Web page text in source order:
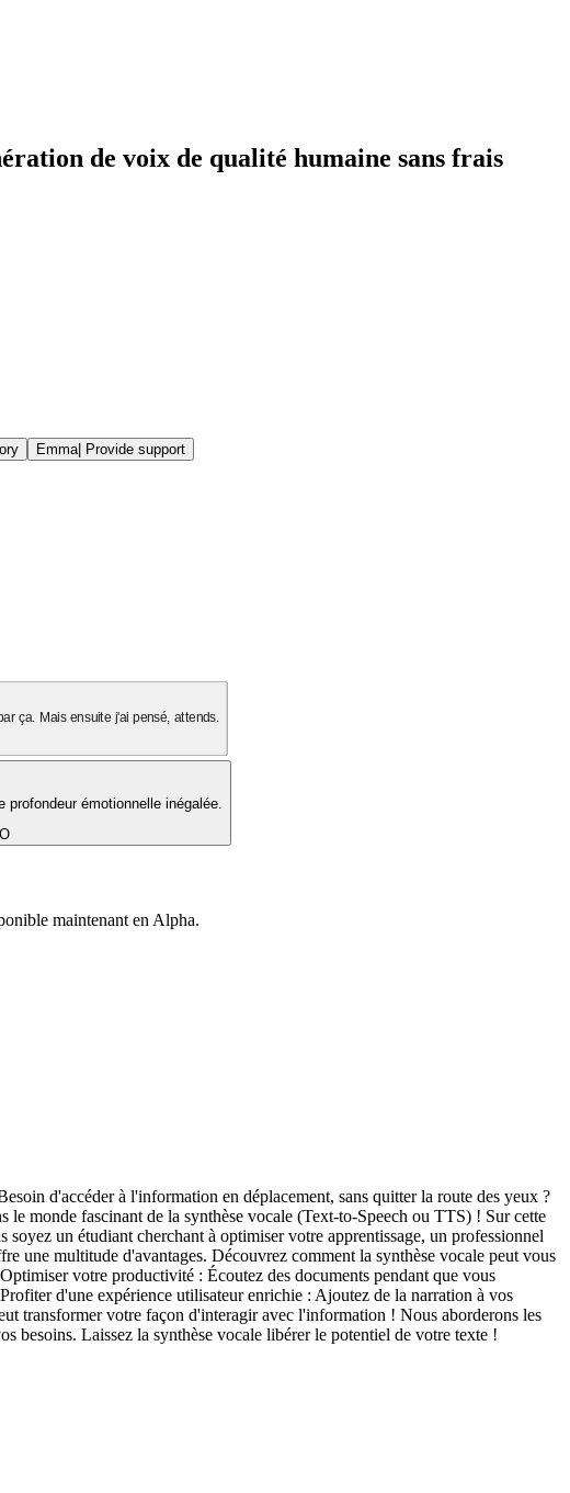
de voix de qualité humaine sans frais
Emma| Provide support
ça. Mais ensuite j'ai pensé, attends.
émotionnelle inégalée.
maintenant en Alpha.
d'accéder à l'information en déplacement, sans quitter la route des yeux ?
monde fascinant de la synthèse vocale (Text-to-Speech ou TTS) ! Sur cette
un étudiant cherchant à optimiser votre apprentissage, un professionnel
une multitude d'avantages. Découvrez comment la synthèse vocale peut vous
votre productivité : Écoutez des documents pendant que vous
d'une expérience utilisateur enrichie : Ajoutez de la narration à vos
transformer votre façon d'interagir avec l'information ! Nous aborderons les
besoins. Laissez la synthèse vocale libérer le potentiel de votre texte !